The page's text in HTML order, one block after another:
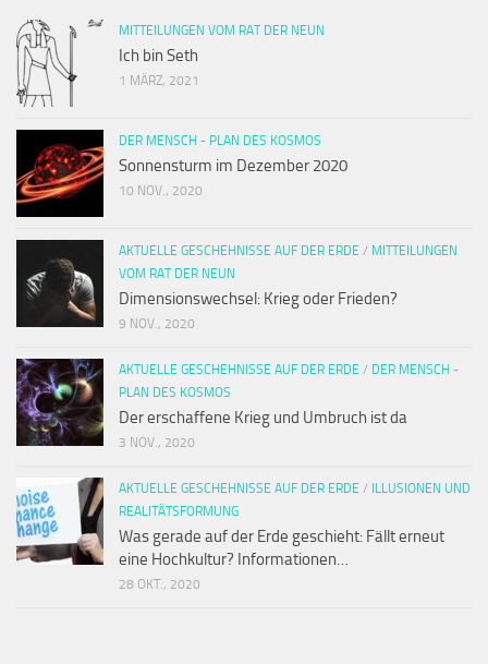
MITTEILUNGEN VOM RAT DER NEUN
Ich bin Seth
1 MÄRZ, 2021
DER MENSCH - PLAN DES KOSMOS
Sonnensturm im Dezember 2020
10 NOV., 2020
AKTUELLE GESCHEHNISSE AUF DER ERDE / MITTEILUNGEN
VOM RAT DER NEUN
Dimensionswechsel: Krieg oder Frieden?
9 NOV., 2020
AKTUELLE GESCHEHNISSE AUF DER ERDE / DER MENSCH -
PLAN DES KOSMOS
Der erschaffene Krieg und Umbruch ist da
3 NOV., 2020
AKTUELLE GESCHEHNISSE AUF DER ERDE /
ILLUSIONEN UND
REALITÄTSFORMUNG
Was gerade auf der Erde geschieht: Fällt erneut
eine Hochkultur? Informationen…
28 OKT., 2020